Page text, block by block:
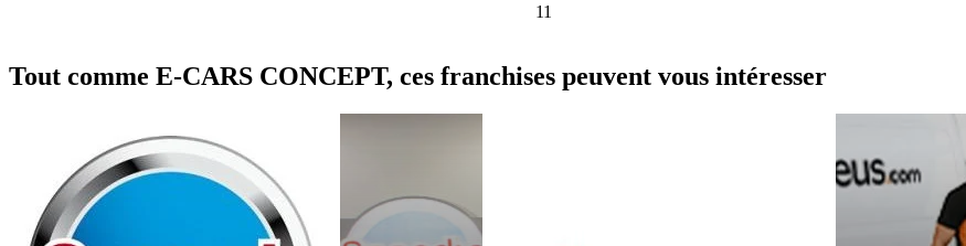
11
Tout comme E-CARS CONCEPT, ces franchises peuvent vous intéresser